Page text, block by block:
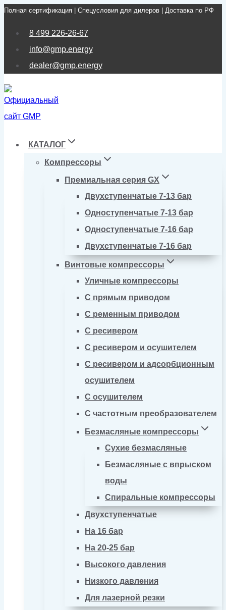
Перейти
Полная сертификация | Спецусловия для дилеров | Доставка по РФ
8 499 226-26-67
info@gmp.energy
dealer@gmp.energy
КАТАЛОГ
Компрессоры
Премиальная серия GX
Двухступенчатые 7-13 бар
Одноступенчатые 7-13 бар
Одноступенчатые 7-16 бар
Двухступенчатые 7-16 бар
Винтовые компрессоры
Уличные компрессоры
С прямым приводом
С ременным приводом
С ресивером
С ресивером и осушителем
С ресивером и адсорбционным
осушителем
С осушителем
С частотным преобразователем
Безмасляные компрессоры
Сухие безмасляные
Безмасляные с впрыском
воды
Спиральные компрессоры
Двухступенчатые
На 16 бар
На 20-25 бар
Высокого давления
Низкого давления
Для лазерной резки